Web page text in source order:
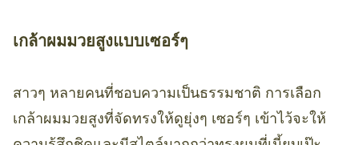
เกล้าผมมวยสูงแบบเซอร์ๆ
สาวๆ หลายคนที่ชอบความเป็นธรรมชาติ การเลือก
เกล้าผมมวยสูงที่จัดทรงให้ดูยุ่งๆ เซอร์ๆ เข้าไว้จะให้